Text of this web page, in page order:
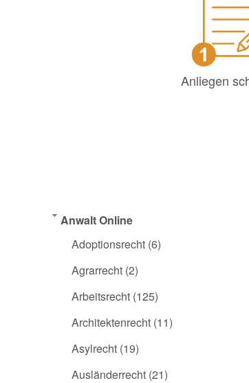
Anliegen
Anwalt Online
Adoptionsrecht (6)
Agrarrecht (2)
Arbeitsrecht (125)
Architektenrecht (11)
Asylrecht (19)
Ausländerrecht (21)